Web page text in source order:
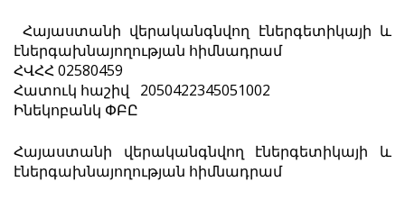
Հայաստանի վերականգնվող էներգետիկայի և
էներգախնայողության հիմնադրամ
ՀՎՀՀ 02580459
Հատուկ հաշիվ 2050422345051002
Ինեկոբանկ ՓԲԸ
Հայաստանի վերականգնվող էներգետիկայի և
էներգախնայողության հիմնադրամ